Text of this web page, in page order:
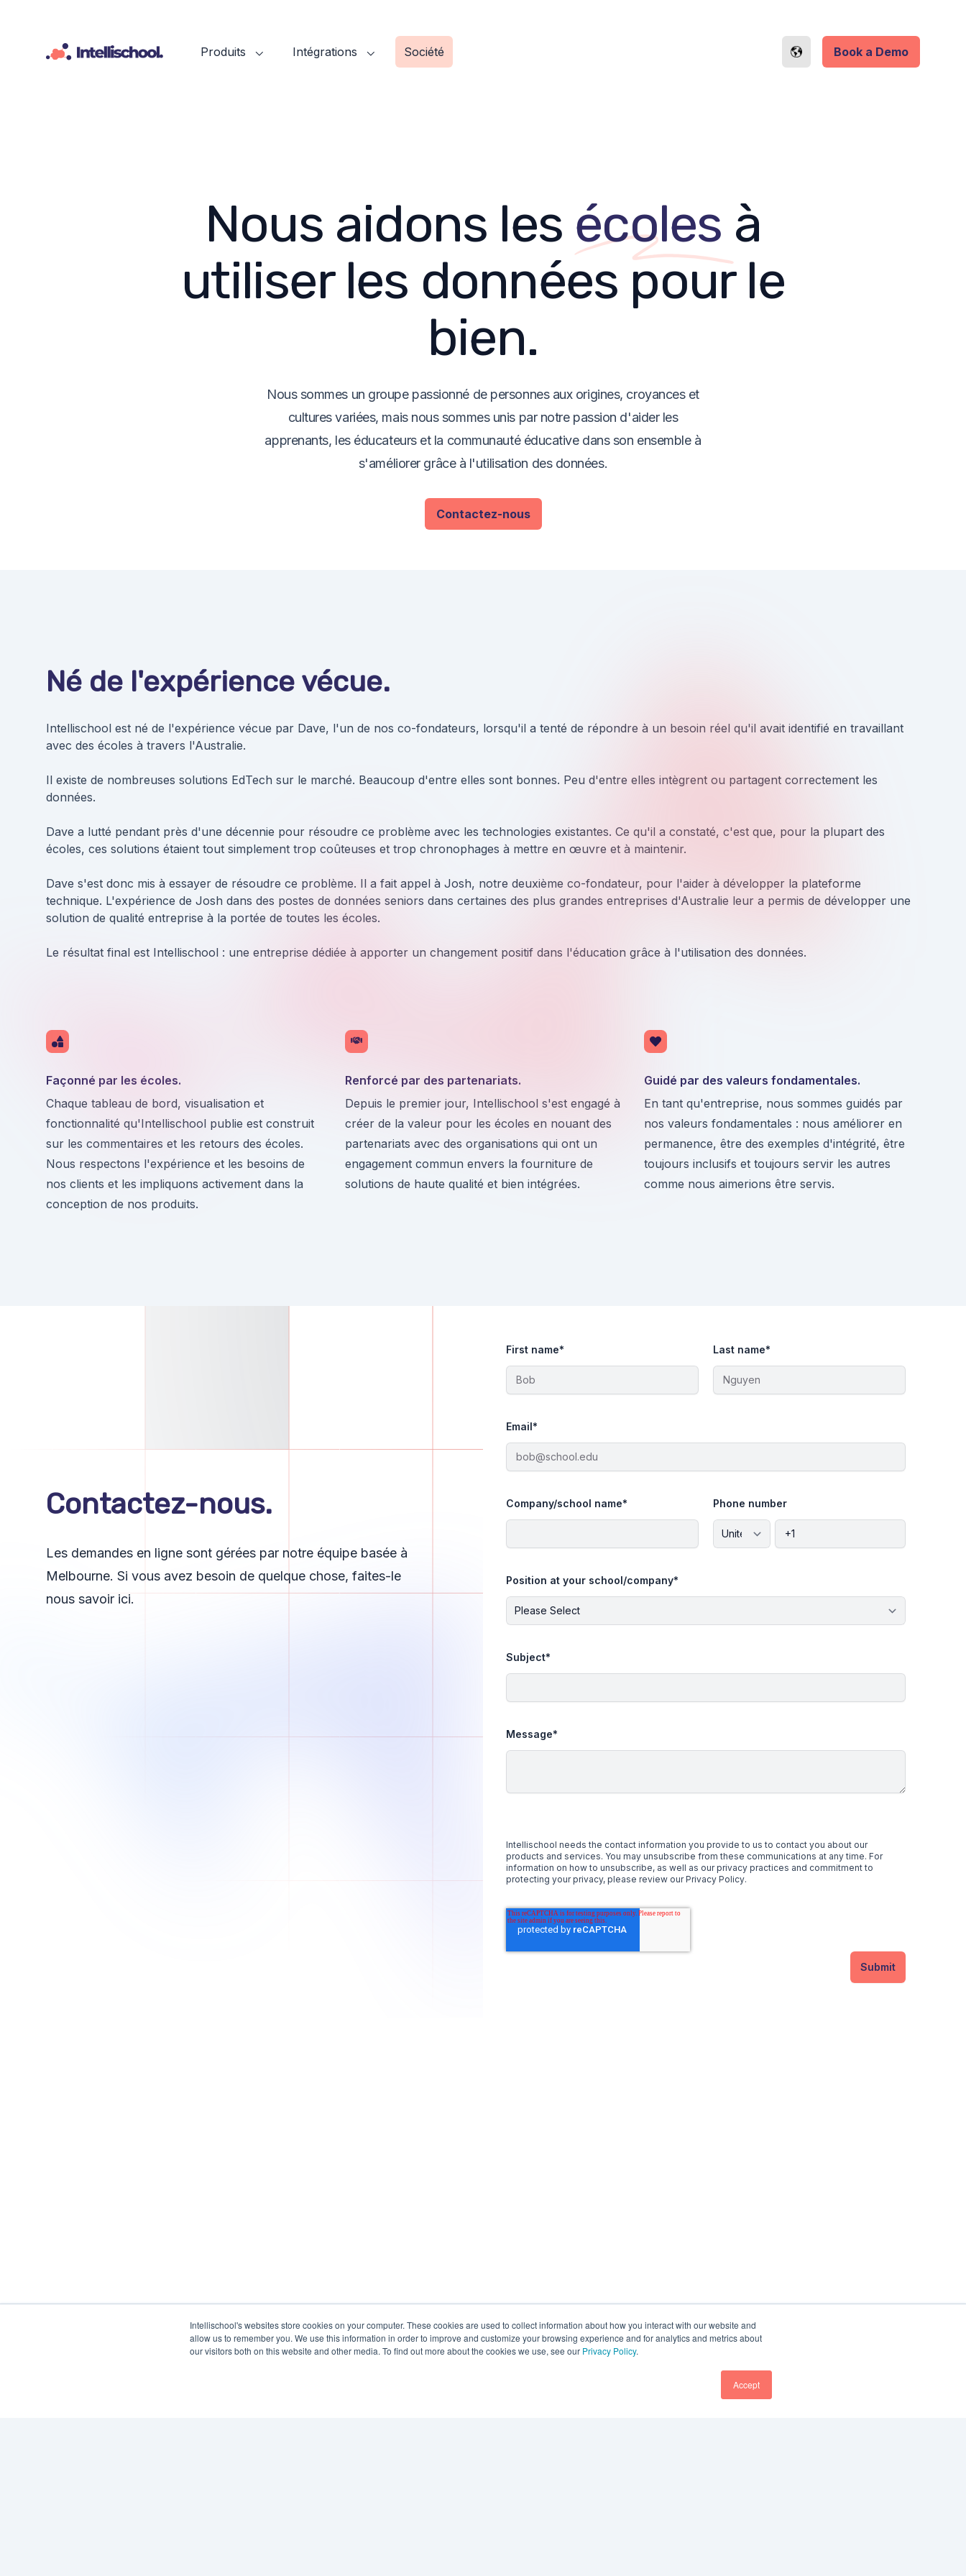
Intellischool's websites store cookies on your computer. These cookies are used to collect information about how you interact with our website and
allow us to remember you. We use this information in order to improve and customize your browsing experience and for analytics and metrics about
our visitors both on this website and other media. To find out more about the cookies we use, see our Privacy Policy.
Accept
Produits Intégrations Société Book a Demo
Nous aidons les écoles à
utiliser les données pour le
bien.
Nous sommes un groupe passionné de personnes aux origines, croyances et
cultures variées, mais nous sommes unis par notre passion d'aider les
apprenants, les éducateurs et la communauté éducative dans son ensemble à
s'améliorer grâce à l'utilisation des données.
Contactez-nous
Né de l'expérience vécue.
Intellischool est né de l'expérience vécue par Dave, l'un de nos co-fondateurs, lorsqu'il a tenté de répondre à un besoin réel qu'il avait identifié en travaillant
avec des écoles à travers l'Australie.
Il existe de nombreuses solutions EdTech sur le marché. Beaucoup d'entre elles sont bonnes. Peu d'entre elles intègrent ou partagent correctement les
données.
Dave a lutté pendant près d'une décennie pour résoudre ce problème avec les technologies existantes. Ce qu'il a constaté, c'est que, pour la plupart des
écoles, ces solutions étaient tout simplement trop coûteuses et trop chronophages à mettre en œuvre et à maintenir.
Dave s'est donc mis à essayer de résoudre ce problème. Il a fait appel à Josh, notre deuxième co-fondateur, pour l'aider à développer la plateforme
technique. L'expérience de Josh dans des postes de données seniors dans certaines des plus grandes entreprises d'Australie leur a permis de développer une
solution de qualité entreprise à la portée de toutes les écoles.
Le résultat final est Intellischool : une entreprise dédiée à apporter un changement positif dans l'éducation grâce à l'utilisation des données.
Façonné par les écoles.
Chaque tableau de bord, visualisation et
fonctionnalité qu'Intellischool publie est construit
sur les commentaires et les retours des écoles.
Nous respectons l'expérience et les besoins de
nos clients et les impliquons activement dans la
conception de nos produits.
Renforcé par des partenariats.
Depuis le premier jour, Intellischool s'est engagé à
créer de la valeur pour les écoles en nouant des
partenariats avec des organisations qui ont un
engagement commun envers la fourniture de
solutions de haute qualité et bien intégrées.
Guidé par des valeurs fondamentales.
En tant qu'entreprise, nous sommes guidés par
nos valeurs fondamentales : nous améliorer en
permanence, être des exemples d'intégrité, être
toujours inclusifs et toujours servir les autres
comme nous aimerions être servis.
Contactez-nous.
Les demandes en ligne sont gérées par notre équipe basée à
Melbourne. Si vous avez besoin de quelque chose, faites-le
nous savoir ici.
First name* Last name*
Email*
Company/school name* Phone number
Position at your school/company*
Subject*
Message*
Intellischool needs the contact information you provide to us to contact you about our
products and services. You may unsubscribe from these communications at any time. For
information on how to unsubscribe, as well as our privacy practices and commitment to
protecting your privacy, please review ourPrivacy Policy.